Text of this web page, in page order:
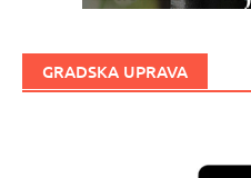
GRADSKA UPRAVA